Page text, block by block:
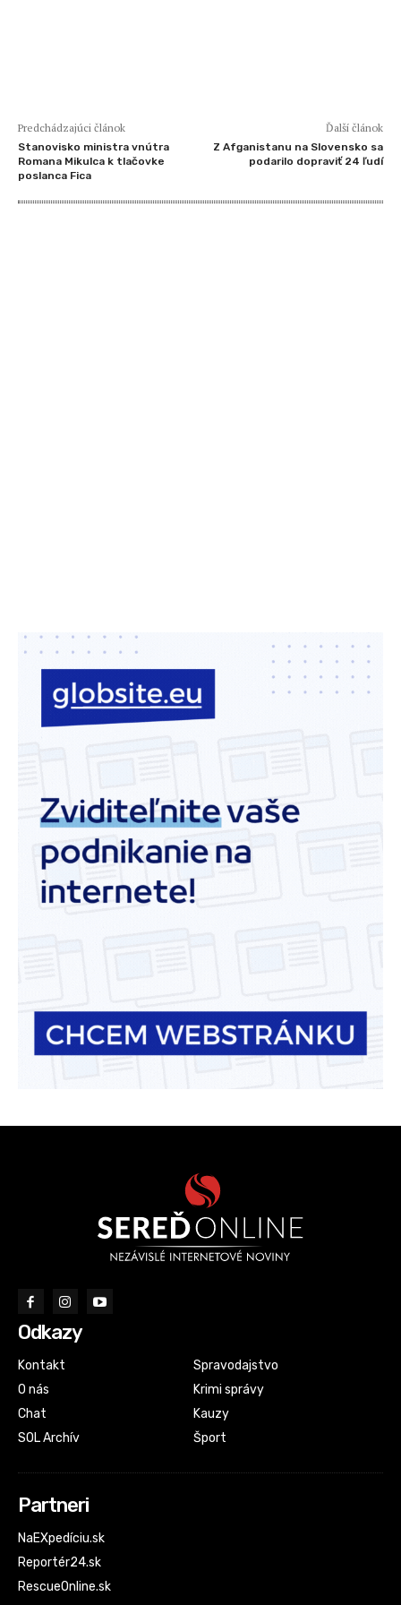
Predchádzajúci článok
Stanovisko ministra vnútra
Romana Mikulca k tlačovke
poslanca Fica
Ďalší článok
Z Afganistanu na Slovensko sa
podarilo dopraviť 24 ľudí
Odkazy
Kontakt
O nás
Chat
SOL Archív
Spravodajstvo
Krimi správy
Kauzy
Šport
Partneri
NaEXpedíciu.sk
Reportér24.sk
RescueOnline.sk